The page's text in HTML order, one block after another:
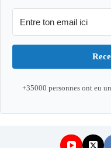
+35000 personnes ont eu